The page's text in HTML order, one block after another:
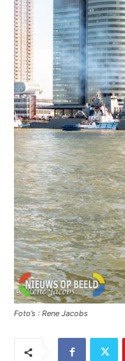
Foto’s : Rene Jacobs